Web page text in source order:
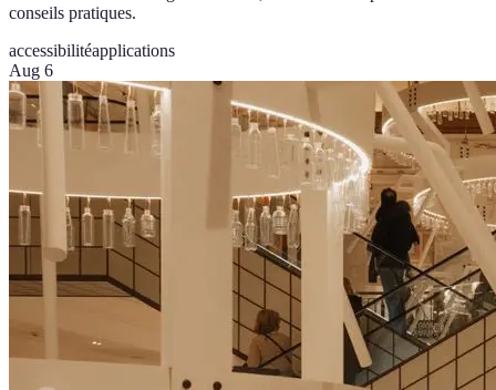
conseils pratiques.
accessibilitéapplications
Aug 6